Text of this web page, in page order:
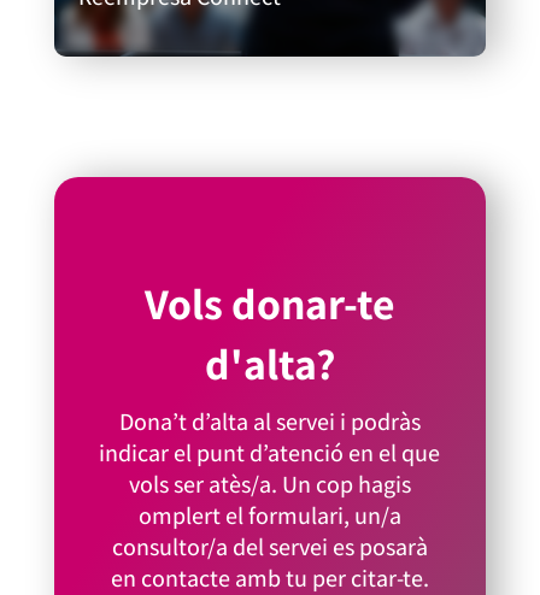
Vols donar-te
d'alta?
Dona’t d’alta al servei i podràs
indicar el punt d’atenció en el que
vols ser atès/a. Un cop hagis
omplert el formulari, un/a
consultor/a del servei es posarà
en contacte amb tu per citar-te.